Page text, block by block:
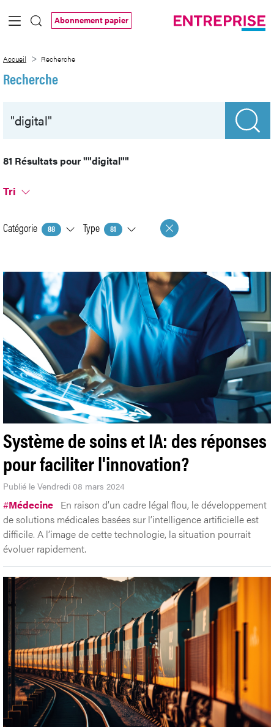
Saut au contenu principal
Abonnement papier
Accueil Recherche
Recherche
81 Résultats pour""digital""
Tri
Catégorie 88 Type 81
Système de soins et IA: des réponses
pour faciliter l'innovation?
Publié le Vendredi 08 mars 2024
#Médecine En raison d’un cadre légal flou, le développement
de solutions médicales basées sur l’intelligence artificielle est
difficile. A l’image de cette technologie, la situation pourrait
évoluer rapidement.